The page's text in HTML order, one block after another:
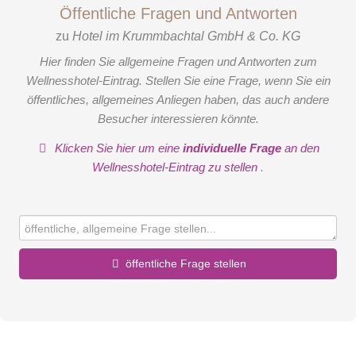
Öffentliche Fragen und Antworten
zu Hotel im Krummbachtal GmbH & Co. KG
Hier finden Sie allgemeine Fragen und Antworten zum
Wellnesshotel-Eintrag. Stellen Sie eine Frage, wenn Sie ein
öffentliches, allgemeines Anliegen haben, das auch andere
Besucher interessieren könnte.
Klicken Sie hier um eineindividuelle Frage an den
Wellnesshotel-Eintrag zu stellen .
öffentliche Frage stellen